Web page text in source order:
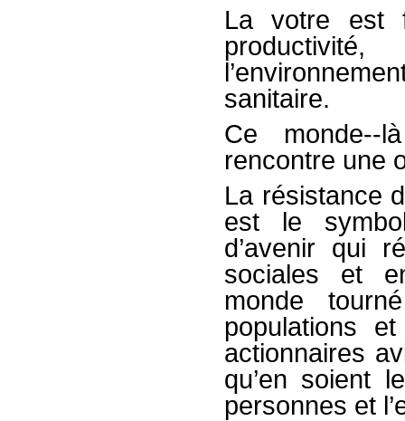
La votre est
sanitaire.
Ce monde-­
rencontre une
La résistance
est le
d’avenir qui
sociales et
monde
populations
actionnaires
qu’en soient
personnes et